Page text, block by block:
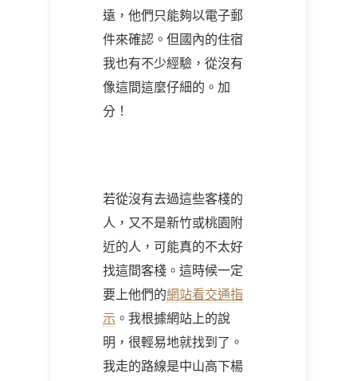
遠，他們只能夠以電子郵
件來確認。但國內的住宿
我也有不少經驗，從沒有
像這間這麼仔細的。加
分！
若從沒有去過這些客棧的
人，又不是新竹或桃園附
近的人，可能真的不太好
找這間客棧。這時候一定
要上他們的網站看交通指
示 。我根據網站上的說
明，很輕易地就找到了。
我走的路線是中山高下楊